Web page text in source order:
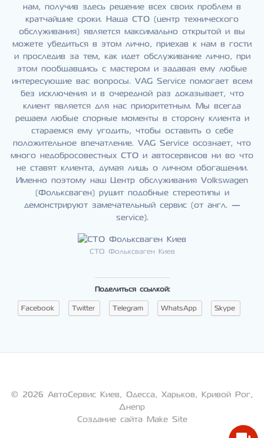
нам, получив здесь решение всех своих проблем в
кратчайшие сроки. Наша СТО (центр технического
обслуживания) является максимально открытой и вы
можете убедиться в этом лично, приехав к нам в гости
и проследив за тем, как идет обслуживание лично, при
этом пообщавшись с мастером и задавая ему любые
интересующие вас вопросы. VAG Service помогает всем
без исключения и в очередной раз доказывает, что
клиент является для нас приоритетным. Мы всегда
решаем любые спорные моменты в сторону клиента и
стараемся ему угодить, чтобы оставить о себе
положительное впечатление. VAG Service осознает, что
много недобросовестных СТО и автосервисов ни во что
не ставят клиента, думая лишь о личном обогащении.
Именно поэтому наш Центр обслуживания Volkswagen
(Фольксваген) рушит подобные стереотипы и
демонстрируют замечательный сервис (от англ. —
service).
СТО Фольксваген Киев
Поделиться ссылкой:
Facebook Twitter Telegram WhatsApp Skype
© 2026 АвтоСервис Киев, Одесса, Харьков, Кривой Рог,
Днепр
Создание сайта Make Site